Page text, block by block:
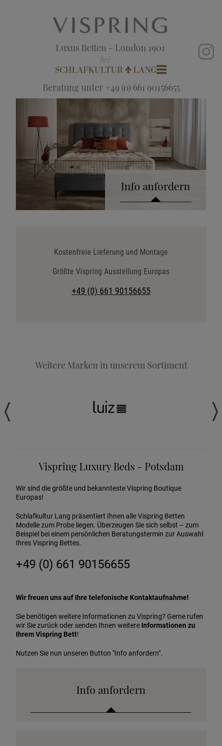
Luxus Betten - London 1901
Beratung unter +49 (0) 661 90156655
Info anfordern
Stoffkollektion anfordern
Telefonische Beratung anfordern
Kostenfreie Lieferung und Montage
Größte Vispring Ausstellung Europas
+49 (0) 661 90156655
Weitere Marken in unserem Sortiment
Vispring Luxury Beds - Potsdam
Wir sind die größte und bekannteste Vispring Boutique
Europas!
Schlafkultur Lang präsentiert Ihnen alle Vispring Betten
Modelle zum Probe liegen. Überzeugen Sie sich selbst – zum
Beispiel bei einem persönlichen Beratungstermin zur Auswahl
Ihres Vispring Bettes.
+49 (0) 661 90156655
Wir freuen uns auf Ihre telefonische Kontaktaufnahme!
Sie benötigen weitere Informationen zu Vispring? Gerne rufen
wir Sie zurück oder senden Ihnen weitere Informationen zu
Ihrem Vispring Bett!
Nutzen Sie nun unseren Button "Info anfordern".
Info anfordern